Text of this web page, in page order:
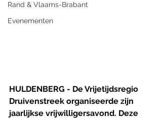
Rand & Vlaams-Brabant
Evenementen
HULDENBERG - De Vrijetijdsregio
Druivenstreek organiseerde zijn
jaarlijkse vrijwilligersavond. Deze